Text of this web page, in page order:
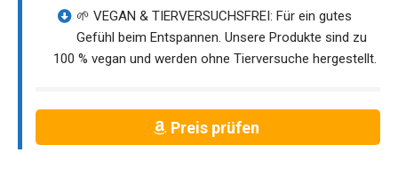
🌱 VEGAN & TIERVERSUCHSFREI: Für ein gutes
Gefühl beim Entspannen. Unsere Produkte sind zu
100 % vegan und werden ohne Tierversuche hergestellt.
Preis prüfen